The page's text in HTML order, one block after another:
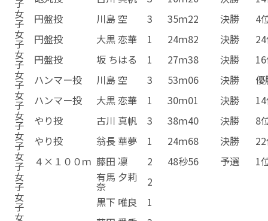
女
子 円盤投 川島 空 3 35ｍ22 決勝
4
女
子 円盤投 大黒 恋華 1 24ｍ82 決勝
女
子 円盤投 坂 ちはる 1 27ｍ38 決勝
女
子 ハンマー投 川島 空 3 53ｍ06 決勝
優
女
子 ハンマー投 大黒 恋華 1 30ｍ01 決勝
女
子 やり投 古川 真帆 3 38ｍ40 決勝
8
女
子 やり投 翁長 華夢 1 24ｍ68 決勝
女
子 ４×１００ｍ 藤田 凛 2 48秒56 予選
1
女
子
有馬 夕莉
奈
2
女
子 黒下 唯良
1
女